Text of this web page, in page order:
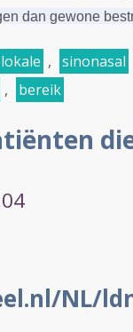
dan gewone
lokale , sinonasal
, bereik
NL/